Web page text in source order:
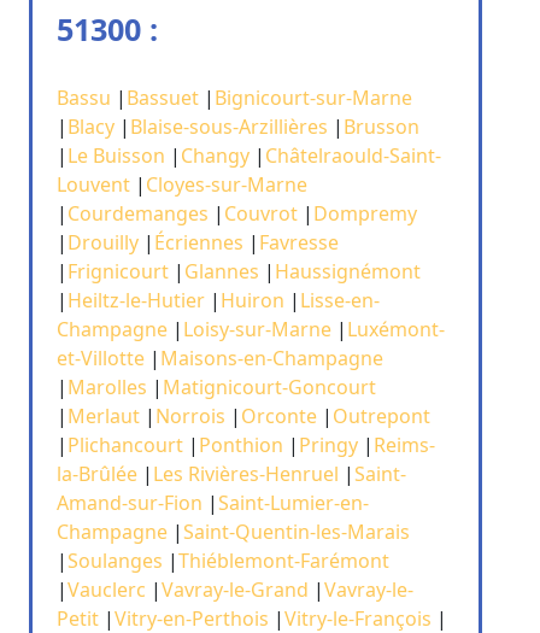
51300 :
Bassu | Bassuet | Bignicourt-sur-Marne
| Blacy | Blaise-sous-Arzillières | Brusson
| Le Buisson | Changy | Châtelraould-Saint-
Louvent | Cloyes-sur-Marne
| Courdemanges | Couvrot | Dompremy
| Drouilly | Écriennes | Favresse
| Frignicourt | Glannes | Haussignémont
| Heiltz-le-Hutier | Huiron | Lisse-en-
Champagne | Loisy-sur-Marne | Luxémont-
et-Villotte | Maisons-en-Champagne
| Marolles | Matignicourt-Goncourt
| Merlaut | Norrois | Orconte | Outrepont
| Plichancourt | Ponthion | Pringy | Reims-
la-Brûlée | Les Rivières-Henruel |Saint-
Amand-sur-Fion |Saint-Lumier-en-
Champagne |Saint-Quentin-les-Marais
|Soulanges |Thiéblemont-Farémont
|Vauclerc |Vavray-le-Grand |Vavray-le-
Petit |Vitry-en-Perthois |Vitry-le-François |